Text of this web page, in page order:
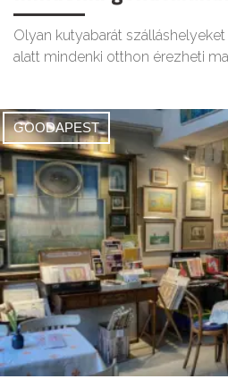
Olyan kutyabarát szálláshelyeket
alatt mindenki otthon érezheti
GOODAPEST